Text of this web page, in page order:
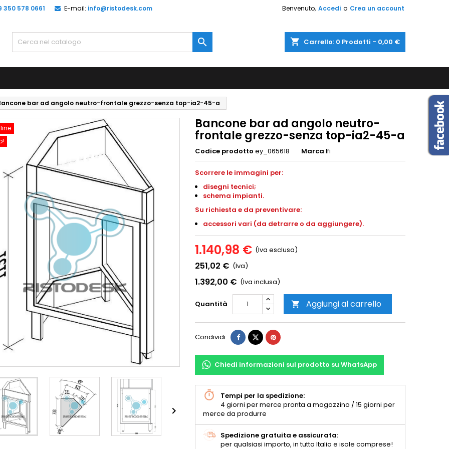
350 578 0661 E-mail: info@ristodesk.com Benvenuto, Accedi o Crea un account
shopping_cart Carrello: 0 Prodotti - 0,00 €

bar ad angolo neutro-frontale grezzo-senza top-ia2-45-a

Bancone bar ad angolo neutro-
frontale grezzo-senza top-ia2-45-a
Codice prodotto ey_065618 Marca Ifi
Scorrere le immagini per:
disegni tecnici;
schema impianti.
Su richiesta e da preventivare:
accessori vari (da detrarre o da aggiungere).
1.140,98 € (Iva esclusa)
251,02 € (Iva)
1.392,00 € (Iva inclusa)
Quantità  Aggiungi al carrello
Condividi
Chiedi informazioni sul prodotto su WhatsApp
Tempi per la spedizione:
4 giorni per merce pronta a magazzino / 15 giorni per
merce da produrre
Spedizione gratuita e assicurata:
per qualsiasi importo, in tutta Italia e isole comprese!